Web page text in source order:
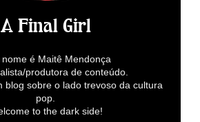
A Final Girl
nome é Maitê Mendonça
produtora de conteúdo.
blog sobre o lado trevoso da cultura
pop.
to the dark side!